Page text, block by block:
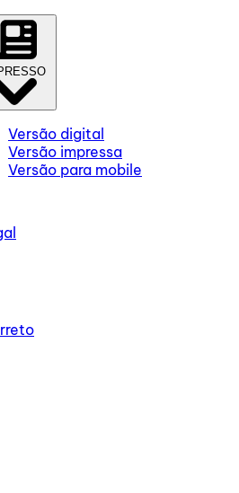
Versão digital
Versão impressa
Versão para mobile